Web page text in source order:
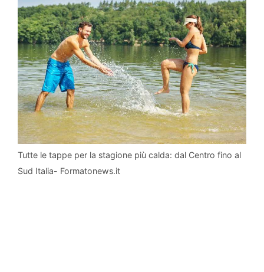
Tutte le tappe per la stagione più calda: dal Centro fino al
Sud Italia- Formatonews.it